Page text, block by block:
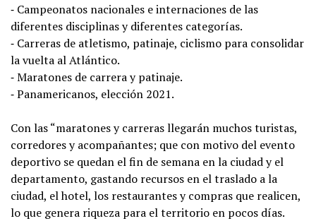
⁃ Campeonatos nacionales e internaciones de las
diferentes disciplinas y diferentes categorías.
⁃ Carreras de atletismo, patinaje, ciclismo para consolidar
la vuelta al Atlántico.
⁃ Maratones de carrera y patinaje.
⁃ Panamericanos, elección 2021.
Con las “maratones y carreras llegarán muchos turistas,
corredores y acompañantes; que con motivo del evento
deportivo se quedan el fin de semana en la ciudad y el
departamento, gastando recursos en el traslado a la
ciudad, el hotel, los restaurantes y compras que realicen,
lo que genera riqueza para el territorio en pocos días.